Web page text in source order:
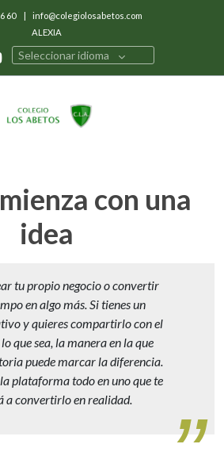
60 |
info@colegiolosabetos.com
ALEXIA
Seleccionar idioma
con una
idea
tu propio negocio o convertir
en algo más. Si tienes un
y quieres compartirlo con el
que sea, la manera en la que
puede marcar la diferencia.
plataforma todo en uno que te
a convertirlo en realidad.